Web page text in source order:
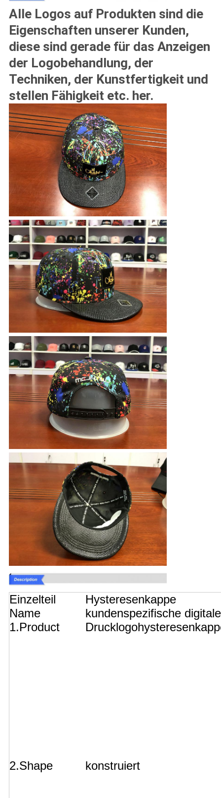
Alle Logos auf Produkten sind die
Eigenschaften unserer Kunden,
diese sind gerade für das Anzeigen
der Logobehandlung, der
Techniken, der Kunstfertigkeit und
stellen Fähigkeit etc. her.
Einzelteil
Hysteresenkappe
Name
1.Product
kundenspezifische digitale
2.Shape konstruiert